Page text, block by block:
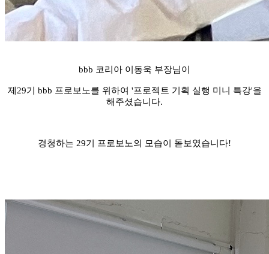
bbb 코리아 이동욱 부장님이
제29기 bbb 프로보노를 위하여 '프로젝트 기획 실행 미니 특강'을
해주셨습니다.
경청하는 29기 프로보노의 모습이 돋보였습니다!